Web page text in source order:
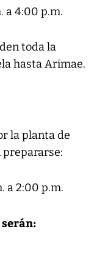
a 4:00 p.m.
toda la
hasta Arimae.
la planta de
a 2:00 p.m.